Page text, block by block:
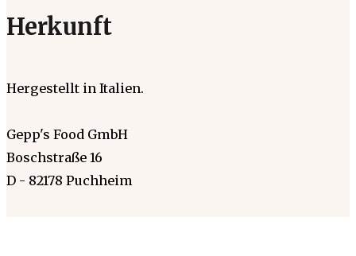
Herkunft
Hergestellt in Italien.
Gepp's Food GmbH
Boschstraße 16
D - 82178 Puchheim